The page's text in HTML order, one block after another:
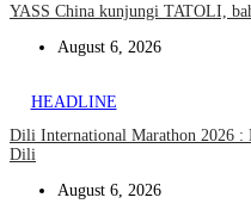
YASS China kunjungi TATOLI,
August 6, 2026
HEADLINE
Dili International Marathon 2026 :
Dili
August 6, 2026